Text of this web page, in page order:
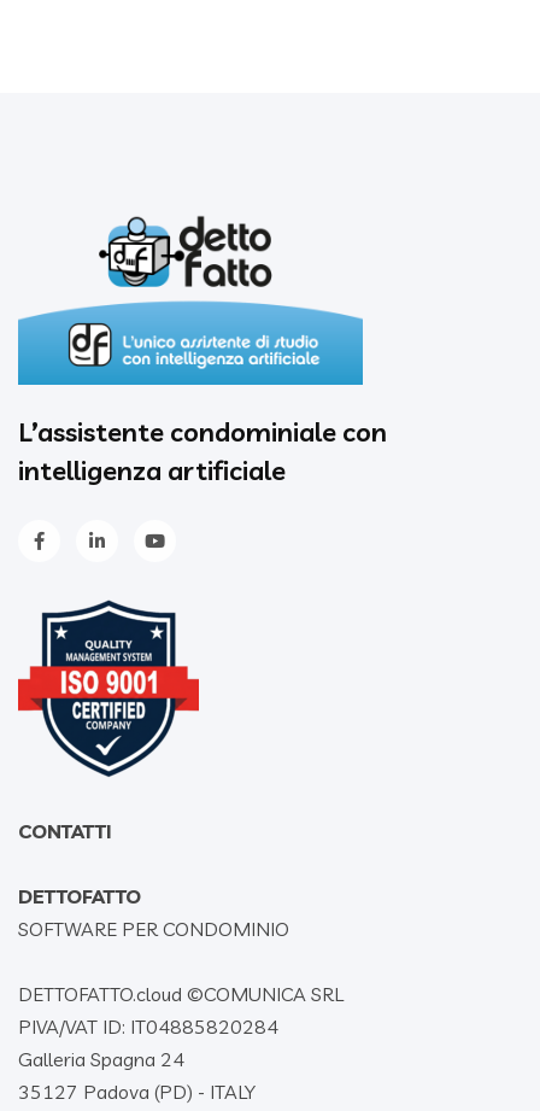
L’assistente condominiale con
intelligenza artificiale
CONTATTI
DETTOFATTO
SOFTWARE PER CONDOMINIO
DETTOFATTO.cloud ©COMUNICA SRL
PIVA/VAT ID: IT04885820284
Galleria Spagna 24
35127 Padova (PD) - ITALY